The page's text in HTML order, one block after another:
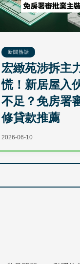
新聞熱話
宏緻苑涉拆主
慌！新居屋入
不足？免房署
修貸款推薦
2026-06-10